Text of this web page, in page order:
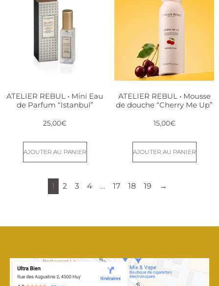
ATELIER REBUL • Mini Eau
de Parfum “Istanbul”
25,00€
AJOUTER AU PANIER
ATELIER REBUL • Mousse
de douche “Cherry Me Up”
15,00€
AJOUTER AU PANIER
1 2 3 4 … 17 18 19 →